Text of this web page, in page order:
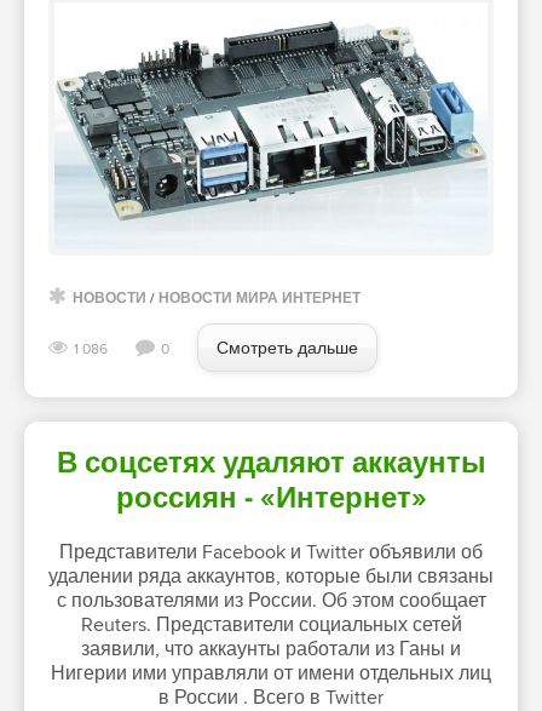
НОВОСТИ / НОВОСТИ МИРА ИНТЕРНЕТ
1 086 0 Смотреть дальше
В соцсетях удаляют аккаунты
россиян - «Интернет»
Представители Facebook и Twitter объявили об
удалении ряда аккаунтов, которые были связаны
с пользователями из России. Об этом сообщает
Reuters. Представители социальных сетей
заявили, что аккаунты работали из Ганы и
Нигерии ими управляли от имени отдельных лиц
в России . Всего в Twitter